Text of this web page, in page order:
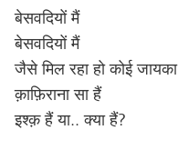
बेसवदियों मैं
बेसवदियों मैं
जैसे मिल रहा हो कोई जायका
क़ाफ़िराना सा हैं
इश्क़ हैं या.. क्या हैं?